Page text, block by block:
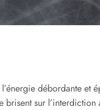
débordante
brisent sur